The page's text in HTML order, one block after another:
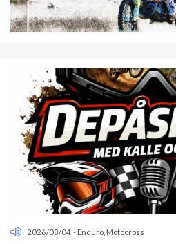
2026/08/04 - Enduro Motocross